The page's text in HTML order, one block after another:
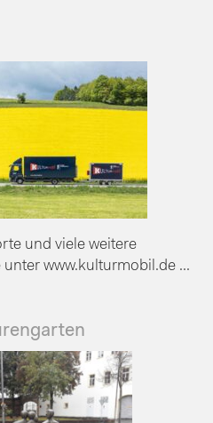
und viele weitere
www.kulturmobil.de ...